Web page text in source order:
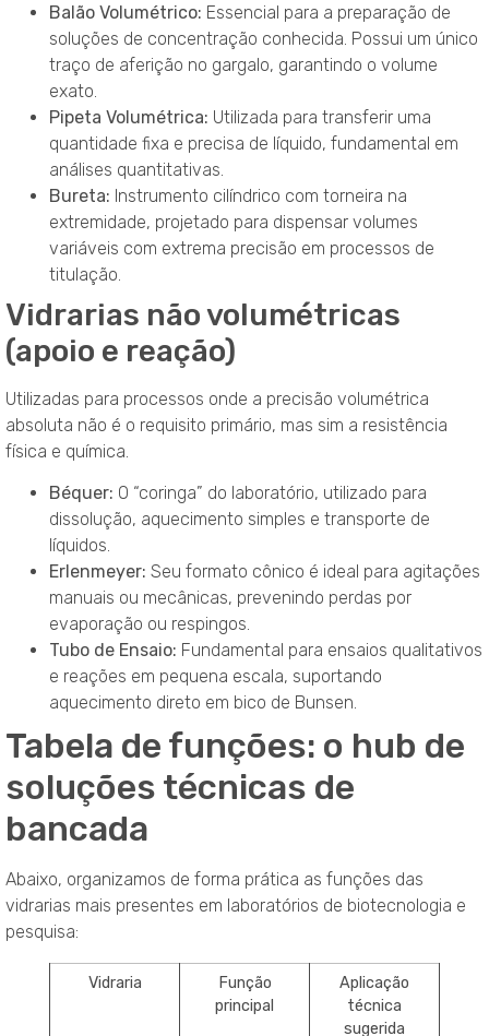
Balão Volumétrico: Essencial para a preparação de
soluções de concentração conhecida. Possui um único
traço de aferição no gargalo, garantindo o volume
exato.
Pipeta Volumétrica: Utilizada para transferir uma
quantidade fixa e precisa de líquido, fundamental em
análises quantitativas.
Bureta: Instrumento cilíndrico com torneira na
extremidade, projetado para dispensar volumes
variáveis com extrema precisão em processos de
titulação.
Vidrarias não volumétricas
(apoio e reação)
Utilizadas para processos onde a precisão volumétrica
absoluta não é o requisito primário, mas sim a resistência
física e química.
Béquer: O “coringa” do laboratório, utilizado para
dissolução, aquecimento simples e transporte de
líquidos.
Erlenmeyer: Seu formato cônico é ideal para agitações
manuais ou mecânicas, prevenindo perdas por
evaporação ou respingos.
Tubo de Ensaio: Fundamental para ensaios qualitativos
e reações em pequena escala, suportando
aquecimento direto em bico de Bunsen.
Tabela de funções: o hub de
soluções técnicas de
bancada
Abaixo, organizamos de forma prática as funções das
vidrarias mais presentes em laboratórios de biotecnologia e
pesquisa:
Vidraria
Função
principal
Aplicação
técnica
sugerida